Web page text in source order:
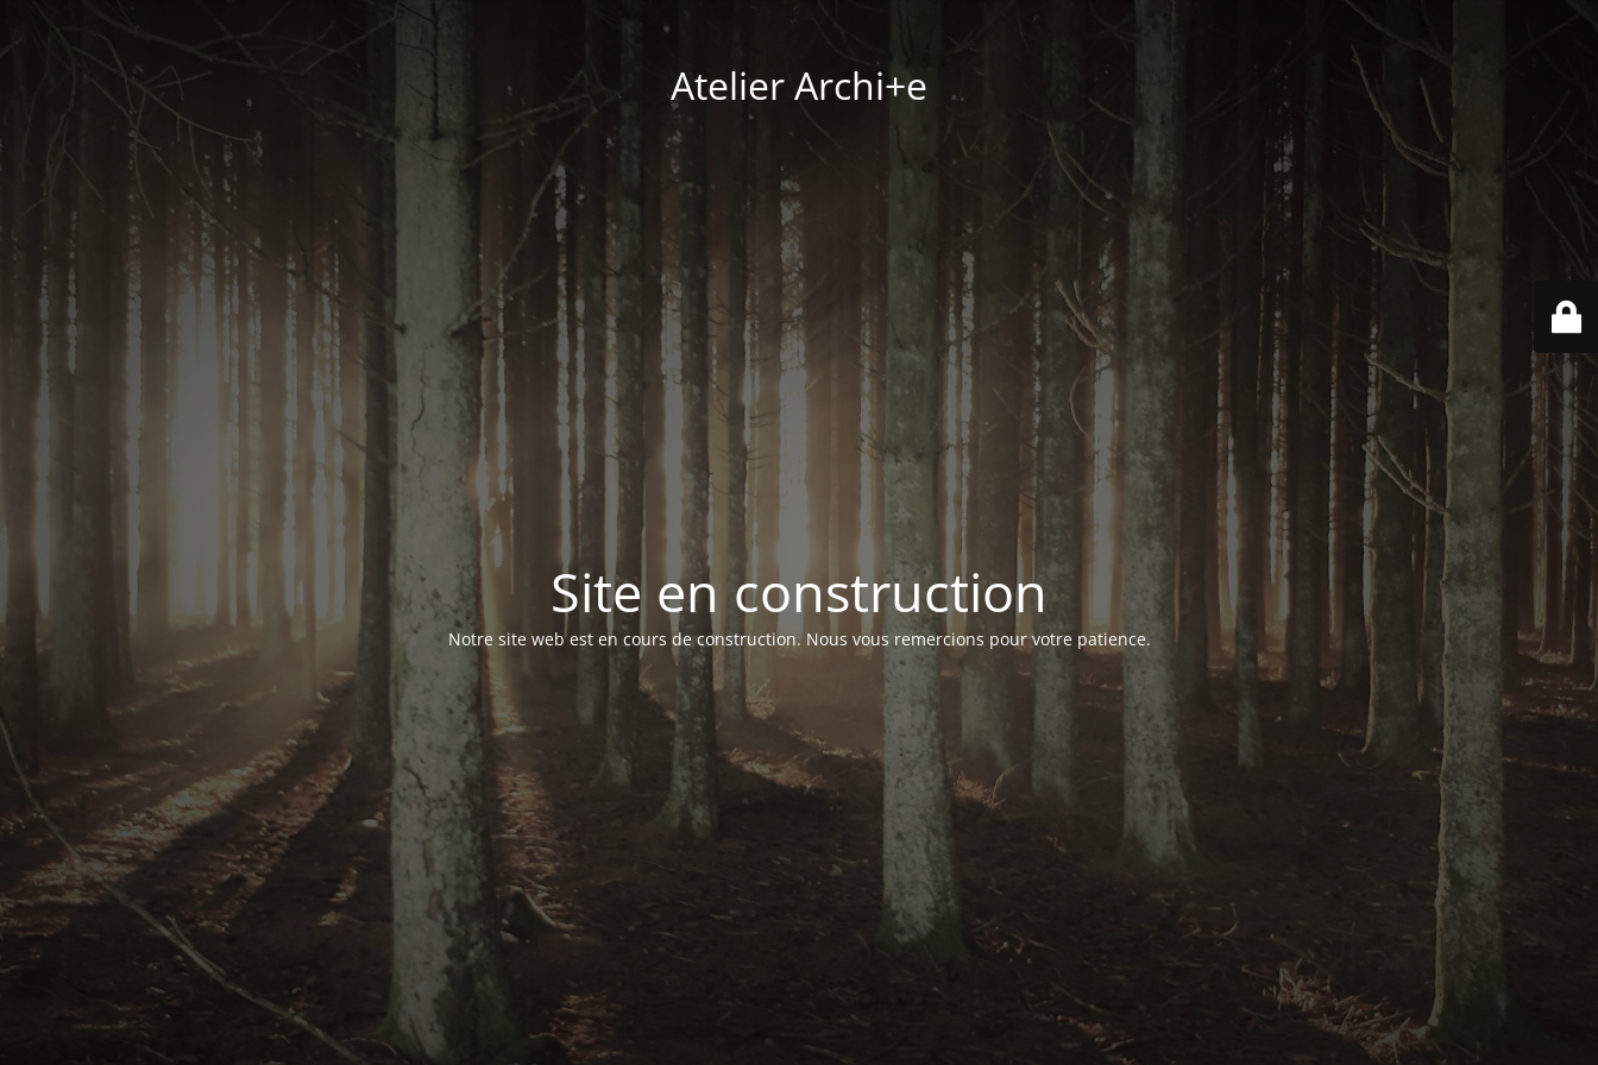
Atelier Archi+e
Site en construction
Notre site web est en cours de construction. Nous vous remercions pour votre patience.